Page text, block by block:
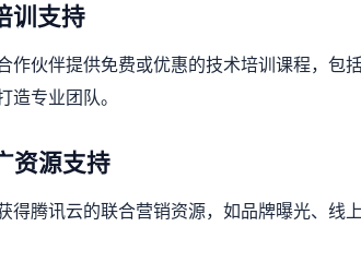
训支持
作伙伴提供免费或优惠的技术培训课程，包
造专业团队。
资源支持
得腾讯云的联合营销资源，如品牌曝光、线